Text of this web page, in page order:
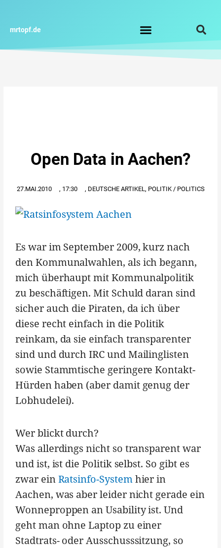
springen
mrtopf.de
Open Data in Aachen?
27.MAI.2010 , 17:30 , DEUTSCHE ARTIKEL, POLITIK / POLITICS
Es war im September 2009, kurz nach
den Kommunalwahlen, als ich begann,
mich überhaupt mit Kommunalpolitik
zu beschäftigen. Mit Schuld daran sind
sicher auch die Piraten, da ich über
diese recht einfach in die Politik
reinkam, da sie einfach transparenter
sind und durch IRC und Mailinglisten
sowie Stammtische geringere Kontakt-
Hürden haben (aber damit genug der
Lobhudelei).
Wer blickt durch?
Was allerdings nicht so transparent war
und ist, ist die Politik selbst. So gibt es
zwar einRatsinfo-Systemhier in
Aachen, was aber leider nicht gerade ein
Wonneproppen an Usability ist. Und
geht man ohne Laptop zu einer
Stadtrats- oder Ausschusssitzung, so